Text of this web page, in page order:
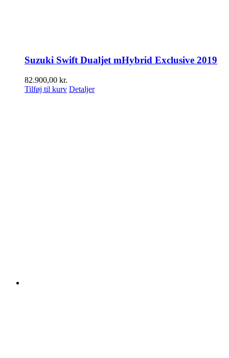
Suzuki Swift Dualjet mHybrid Exclusive 2019
82.900,00 kr.
Tilføj til kurv Detaljer